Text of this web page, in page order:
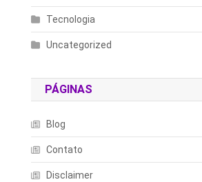
Tecnologia
Uncategorized
PÁGINAS
Blog
Contato
Disclaimer